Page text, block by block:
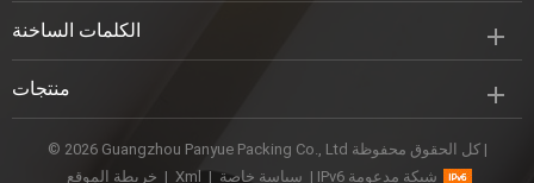
الكلمات الساخنة
منتجات
© 2026 Guangzhou Panyue Packing Co., Ltd كل الحقوق محفوظة |
خريطة الموقع | Xml | سياسة خاصة | IPv6 شبكة مدعومة